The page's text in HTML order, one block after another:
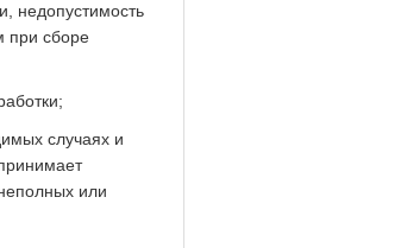
недопустимость
при сборе
случаях и
или